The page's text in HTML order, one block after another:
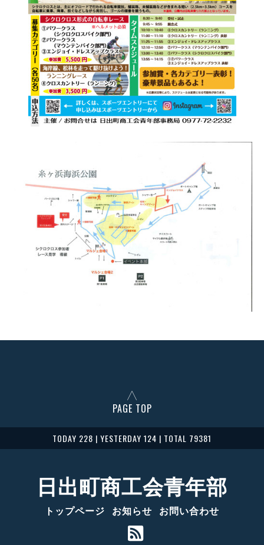
PAGE TOP
TODAY 228 | YESTERDAY 124 | TOTAL 79381
日出町商工会青年部
トップページ お知らせ お問い合わせ